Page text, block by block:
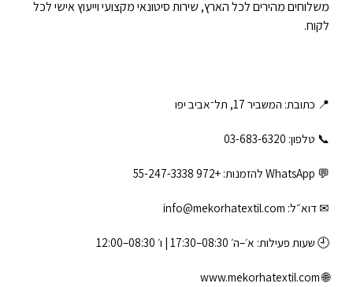
משלוחים מהירים לכל הארץ, שירות סיטונאי מקצועי וייעוץ אישי לכל
לקוח.
📍 כתובת: המשביר 17, תל־אביב יפו
📞 טלפון: ‎03-683-6320
💬 WhatsApp להזמנות: +972 55-247-3338
✉ דוא״ל: info@mekorhatextil.com
🕘 שעות פעילות: א׳–ה׳ 08:30–17:30 | ו׳ 08:30–12:00
🌐
www.mekorhatextil.com